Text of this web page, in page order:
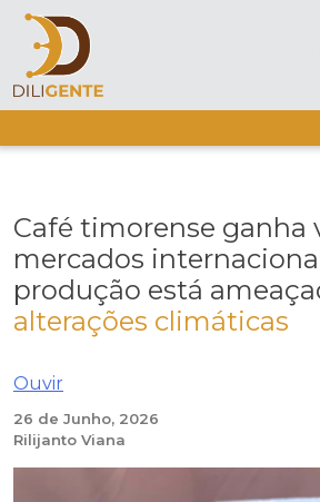
Skip
content
Café timorense ganha
mercados
produção está
alterações climáticas
Ouvir
26 de Junho, 2026
Rilijanto Viana